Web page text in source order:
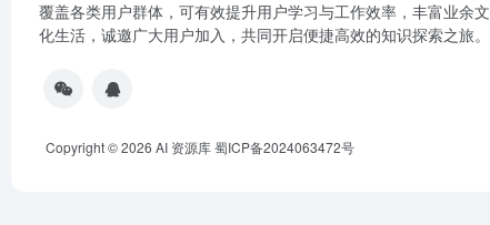
覆盖各类用户群体，可有效提升用户学习与工作效率，丰富业余文
化生活，诚邀广大用户加入，共同开启便捷高效的知识探索之旅。
Copyright © 2026 AI 资源库蜀ICP备2024063472号